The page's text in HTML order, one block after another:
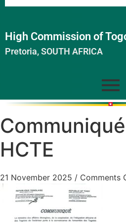
High Commission of
Pretoria, SOUTH AFRICA
HCTE
21 November 2025 / Comments